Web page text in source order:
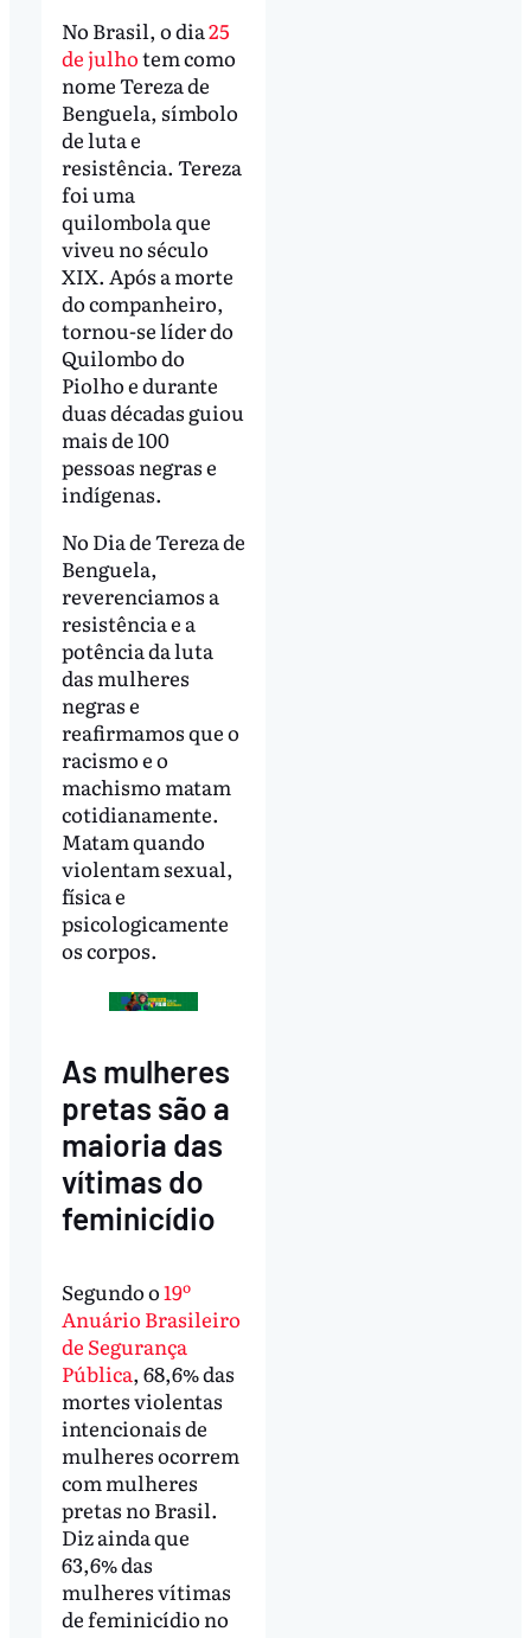
No Brasil, o dia25
de julhotem como
nome Tereza de
Benguela, símbolo
de luta e
resistência. Tereza
foi uma
quilombola que
viveu no século
XIX. Após a morte
do companheiro,
tornou-se líder do
Quilombo do
Piolho e durante
duas décadas guiou
mais de 100
pessoas negras e
indígenas.
No Dia de Tereza de
Benguela,
reverenciamos a
resistência e a
potência da luta
das mulheres
negras e
reafirmamos que o
racismo e o
machismo matam
cotidianamente.
Matam quando
violentam sexual,
física e
psicologicamente
os corpos.
As mulheres
pretas são a
maioria das
vítimas do
feminicídio
Segundo o19º
Anuário Brasileiro
de Segurança
Pública, 68,6% das
mortes violentas
intencionais de
mulheres ocorrem
com mulheres
pretas no Brasil.
Diz ainda que
63,6% das
mulheres vítimas
de feminicídio no